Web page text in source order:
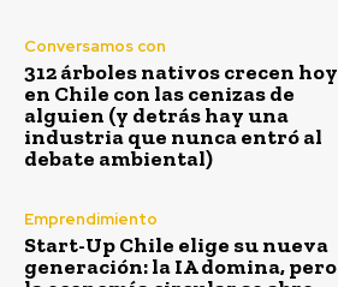
Conversamos con
312 árboles nativos crecen hoy
en Chile con las cenizas de
alguien (y detrás hay una
industria que nunca entró al
debate ambiental)
Emprendimiento
Start-Up Chile elige su nueva
generación: la IA domina, pero